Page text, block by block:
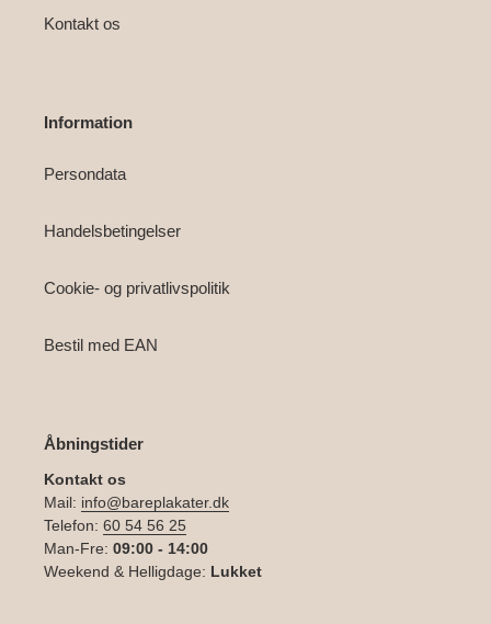
Kontakt os
Information
Persondata
Handelsbetingelser
Cookie- og privatlivspolitik
Bestil med EAN
Åbningstider
Kontakt os
Mail: info@bareplakater.dk
Telefon: 60 54 56 25
Man-Fre: 09:00 - 14:00
Weekend & Helligdage: Lukket